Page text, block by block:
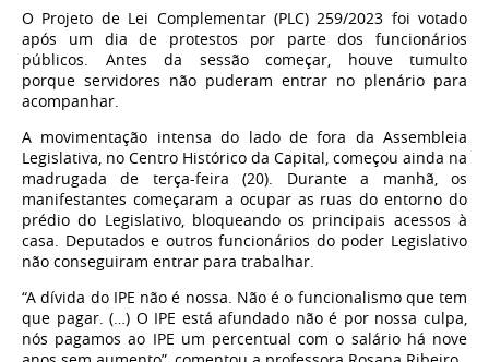
O Projeto de Lei Complementar (PLC) 259/2023 foi votado
após um dia de protestos por parte dos funcionários
públicos. Antes da sessão começar, houve tumulto
porque servidores não puderam entrar no plenário para
acompanhar.
A movimentação intensa do lado de fora da Assembleia
Legislativa, no Centro Histórico da Capital, começou ainda na
madrugada de terça-feira (20). Durante a manhã, os
manifestantes começaram a ocupar as ruas do entorno do
prédio do Legislativo, bloqueando os principais acessos à
casa. Deputados e outros funcionários do poder Legislativo
não conseguiram entrar para trabalhar.
“A dívida do IPE não é nossa. Não é o funcionalismo que tem
que pagar. (…) O IPE está afundado não é por nossa culpa,
nós pagamos ao IPE um percentual com o salário há nove